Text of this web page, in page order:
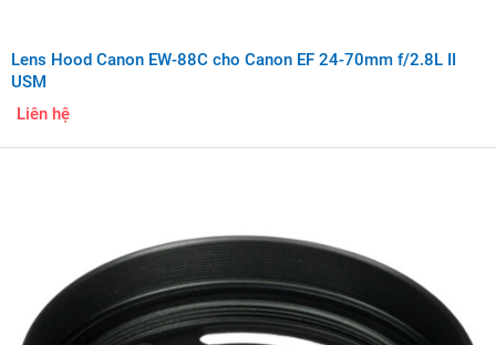
Lens Hood Canon EW-88C cho Canon EF 24-70mm f/2.8L II
USM
Liên hệ